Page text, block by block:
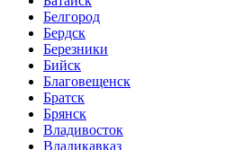
Белгород
Бердск
Березники
Бийск
Благовещенск
Братск
Брянск
Владивосток
Владикавказ